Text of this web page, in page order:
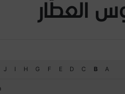
العطّار
A
B
C
D
E
F
G
H
I
J